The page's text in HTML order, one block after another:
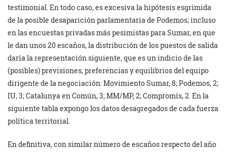
testimonial. En todo caso, es excesiva la hipótesis esgrimida
de la posible desaparición parlamentaria de Podemos; incluso
en las encuestas privadas más pesimistas para Sumar, en que
le dan unos 20 escaños, la distribución de los puestos de salida
daría la representación siguiente, que es un indicio de las
(posibles) previsiones, preferencias y equilibrios del equipo
dirigente de la negociación: Movimiento Sumar, 8; Podemos, 2;
IU, 3; Catalunya en Común, 3; MM/MP, 2; Compromís, 2. En la
siguiente tabla expongo los datos desagregados de cada fuerza
política territorial.
En definitiva, con similar número de escaños respecto del año